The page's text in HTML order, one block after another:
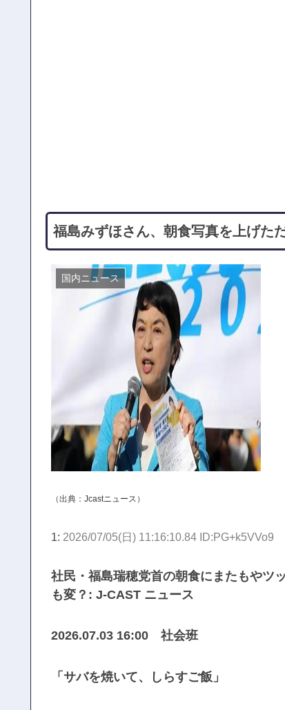
福島みずほさん、朝食写真を上げた
国内ニュース
（出典： Jcastニュース ）
1: 2026/07/05(日) 11:16:10.84 ID:PG+k5VVo9
社民・福島瑞穂党首の朝食にまたもや
も変？: J-CAST ニュース
2026.07.03 16:00 社会班
「サバを焼いて、しらすご飯」